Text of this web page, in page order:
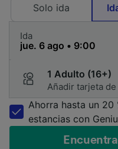
Solo ida
Ida
1 Adulto (16+)
Añadir tarjeta
Ahorra hasta un 20
estancias con